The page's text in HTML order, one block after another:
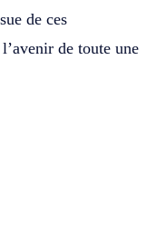
de ces
de toute une